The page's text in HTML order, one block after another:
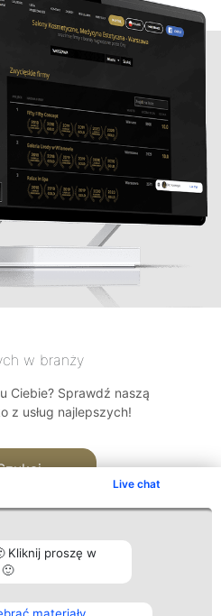
Live chat
Kliknij proszę w
w branży
Ciebie? Sprawdź naszą
z usług najlepszych!
Kontakt